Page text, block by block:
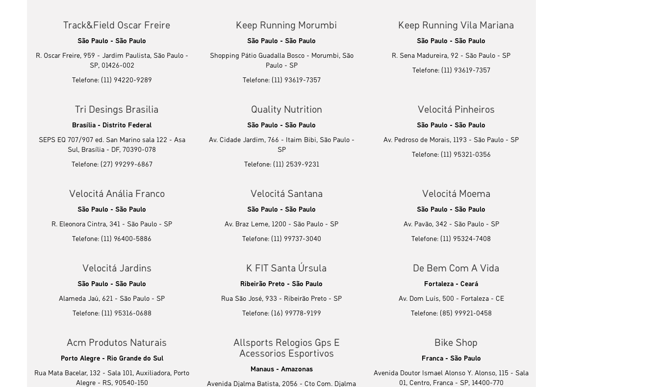
Track&Field Oscar Freire
São Paulo - São Paulo
R. Oscar Freire, 959 - Jardim Paulista, São Paulo -
SP, 01426-002
Telefone: (11) 94220-9289
Keep Running Morumbi
São Paulo - São Paulo
Shopping Pátio Guadalla Bosco - Morumbi, São
Paulo - SP
Telefone: (11) 93619-7357
Keep Running Vila Mariana
São Paulo - São Paulo
R. Sena Madureira, 92 - São Paulo - SP
Telefone: (11) 93619-7357
Tri Desings Brasilia
Brasília - Distrito Federal
SEPS EQ 707/907 ed. San Marino sala 122 - Asa
Sul, Brasília - DF, 70390-078
Telefone: (27) 99299-6867
Quality Nutrition
São Paulo - São Paulo
Av. Cidade Jardim, 766 - Itaim Bibi, São Paulo -
SP
Telefone: (11) 2539-9231
Velocitá Pinheiros
São Paulo - São Paulo
Av. Pedroso de Morais, 1193 - São Paulo - SP
Telefone: (11) 95321-0356
Velocitá Anália Franco
São Paulo - São Paulo
R. Eleonora Cintra, 341 - São Paulo - SP
Telefone: (11) 96400-5886
Velocitá Santana
São Paulo - São Paulo
Av. Braz Leme, 1200 - São Paulo - SP
Telefone: (11) 99737-3040
Velocitá Moema
São Paulo - São Paulo
Av. Pavão, 342 - São Paulo - SP
Telefone: (11) 95324-7408
Velocitá Jardins
São Paulo - São Paulo
Alameda Jaú, 621 - São Paulo - SP
Telefone: (11) 95316-0688
K FIT Santa Úrsula
Ribeirão Preto - São Paulo
Rua São José, 933 - Ribeirão Preto - SP
Telefone: (16) 99778-9199
De Bem Com A Vida
Fortaleza - Ceará
Av. Dom Luís, 500 - Fortaleza - CE
Telefone: (85) 99921-0458
Acm Produtos Naturais
Porto Alegre - Rio Grande do Sul
Rua Mata Bacelar, 132 - Sala 101, Auxiliadora, Porto
Alegre - RS, 90540-150
Allsports Relogios Gps E
Acessorios Esportivos
Manaus - Amazonas
Avenida Djalma Batista, 2056 - Cto Com. Djalma
Bike Shop
Franca - São Paulo
Avenida Doutor Ismael Alonso Y. Alonso, 115 - Sala
01, Centro, Franca - SP, 14400-770